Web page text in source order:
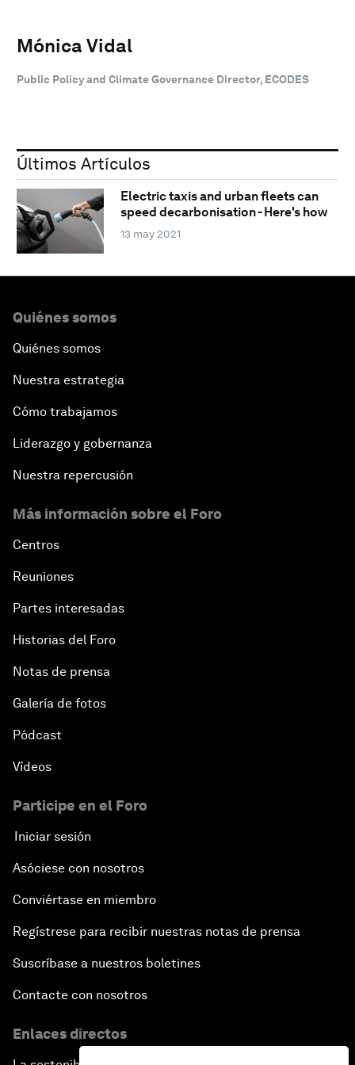
Mónica Vidal
Public Policy and Climate Governance Director, ECODES
Últimos Artículos
Electric taxis and urban fleets can
speed decarbonisation - Here's how
13 may 2021
Quiénes somos
Quiénes somos
Nuestra estrategia
Cómo trabajamos
Liderazgo y gobernanza
Nuestra repercusión
Más información sobre el Foro
Centros
Reuniones
Partes interesadas
Historias del Foro
Notas de prensa
Galería de fotos
Pódcast
Vídeos
Participe en el Foro
Iniciar sesión
Asóciese con nosotros
Conviértase en miembro
Regístrese para recibir nuestras notas de prensa
Suscríbase a nuestros boletines
Contacte con nosotros
Enlaces directos